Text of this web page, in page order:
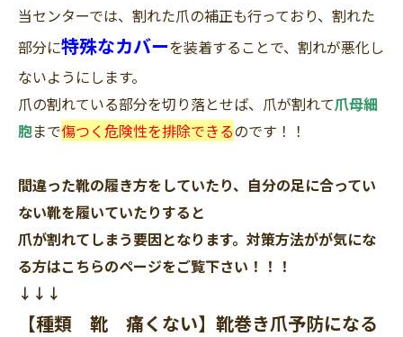
当センターでは、 割れた爪の補正も行っており、 割れた
部分に特殊なカバーを装着することで、割れが悪化し
ないようにします。
爪の割れている部分を切り落とせば、爪が割れて爪母細
胞まで傷つく危険性を排除できるのです！！
間違った靴の履き方をしていたり、自分の足に合ってい
ない靴を履いていたりすると
爪が割れてしまう要因となります。対策方法がが気にな
る方はこちらのページをご覧下さい！！！
↓↓↓
【種類 靴 痛くない】靴巻き爪予防になる